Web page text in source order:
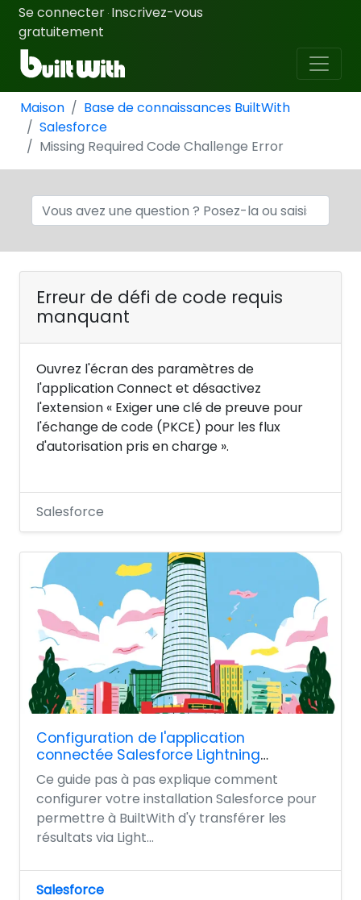
Se connecter · Inscrivez-vous
gratuitement
Maison
Base de connaissances BuiltWith
Salesforce
Missing Required Code Challenge Error
Erreur de défi de code requis
manquant
Ouvrez l'écran des paramètres de
l'application Connect et désactivez
l'extension « Exiger une clé de preuve pour
l'échange de code (PKCE) pour les flux
d'autorisation pris en charge ».
Salesforce
Configuration de l'application
connectée Salesforce Lightning
Experience
Ce guide pas à pas explique comment
configurer votre installation Salesforce pour
permettre à BuiltWith d'y transférer les
résultats via Light...
Salesforce